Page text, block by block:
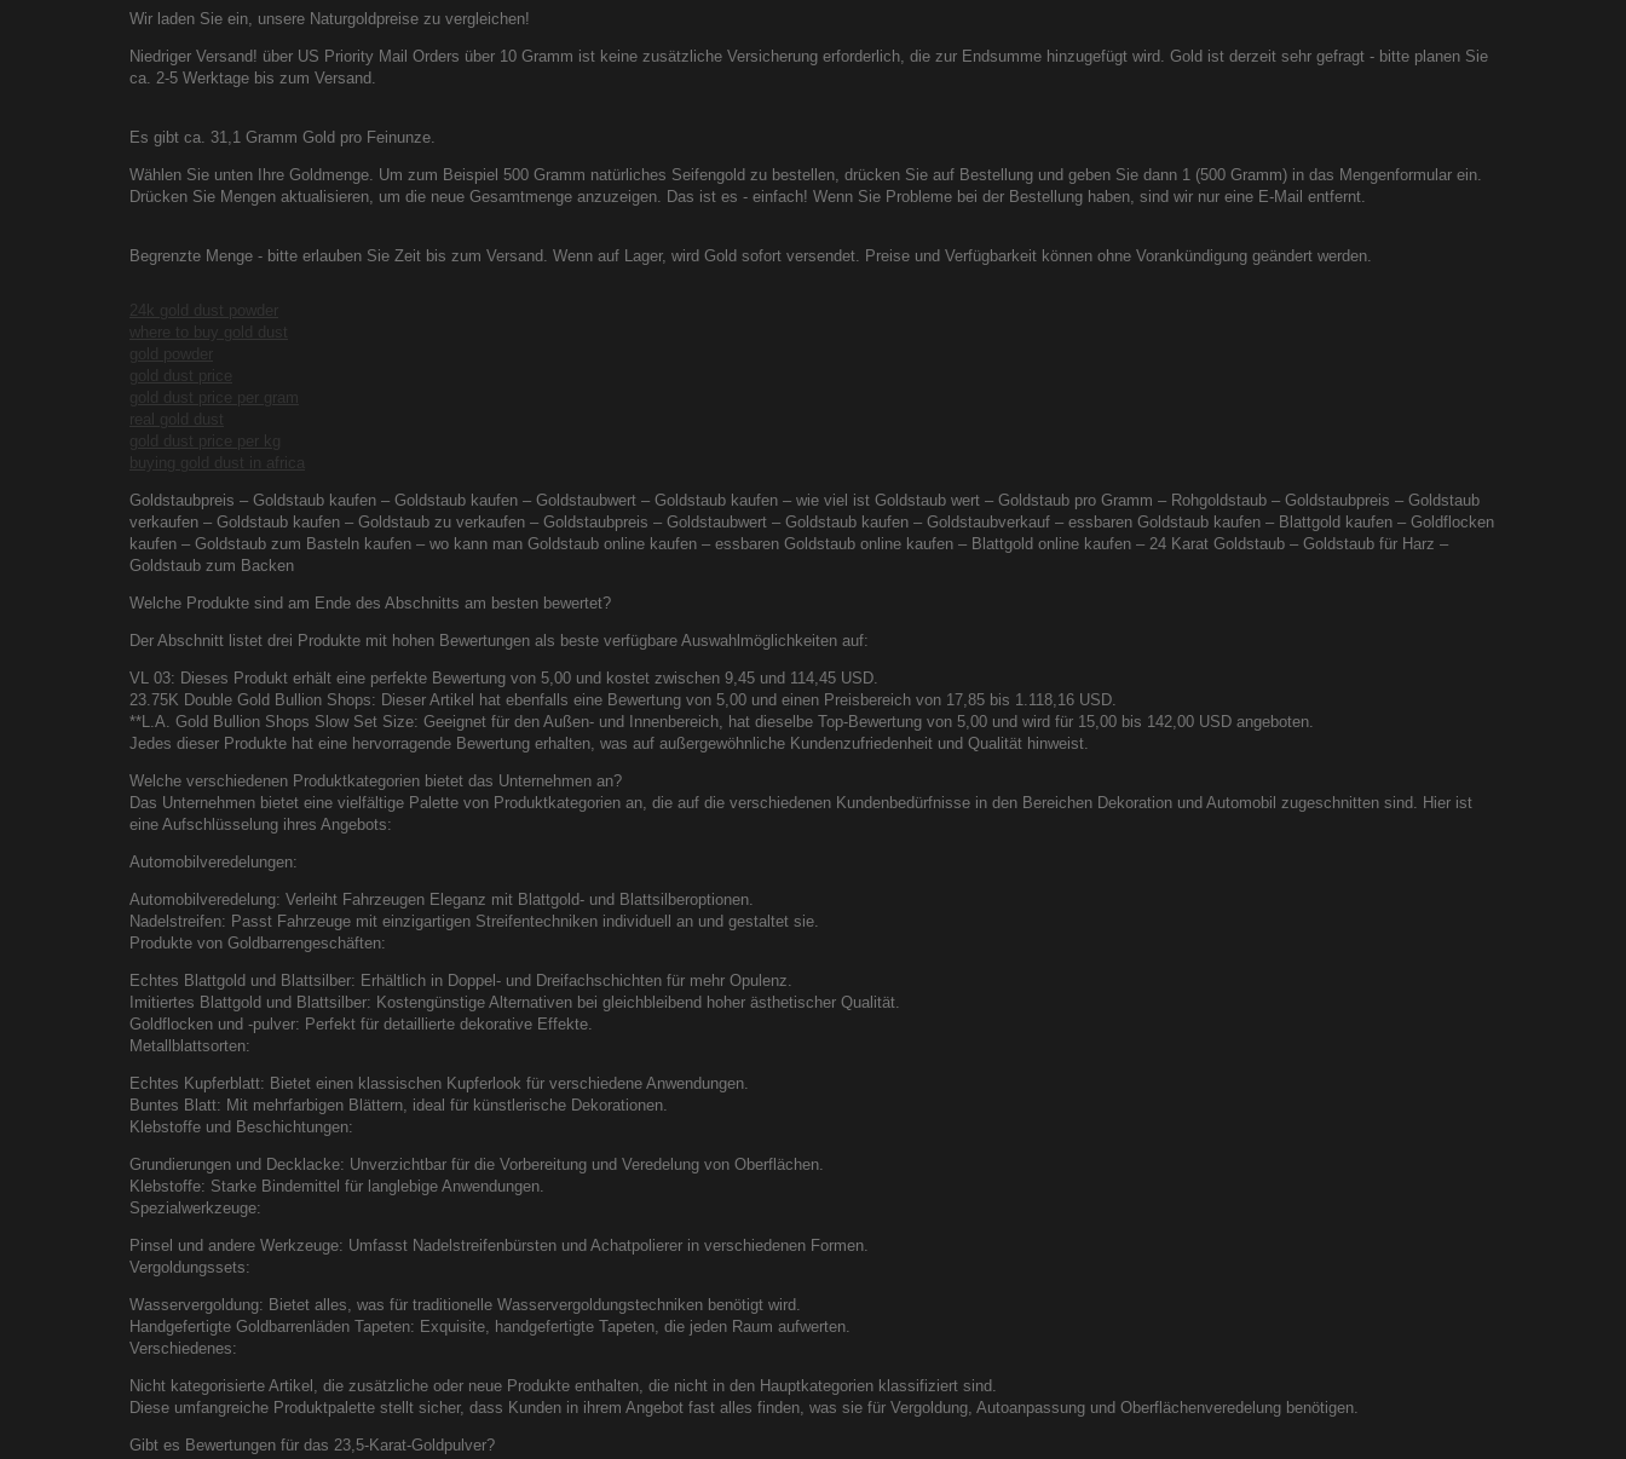
Wir laden Sie ein, unsere Naturgoldpreise zu vergleichen!
Niedriger Versand! über US Priority Mail Orders über 10 Gramm ist keine zusätzliche Versicherung erforderlich, die zur Endsumme hinzugefügt wird. Gold ist derzeit sehr gefragt - bitte planen Sie
ca. 2-5 Werktage bis zum Versand.
Es gibt ca. 31,1 Gramm Gold pro Feinunze.
Wählen Sie unten Ihre Goldmenge. Um zum Beispiel 500 Gramm natürliches Seifengold zu bestellen, drücken Sie auf Bestellung und geben Sie dann 1 (500 Gramm) in das Mengenformular ein.
Drücken Sie Mengen aktualisieren, um die neue Gesamtmenge anzuzeigen. Das ist es - einfach! Wenn Sie Probleme bei der Bestellung haben, sind wir nur eine E-Mail entfernt.
Begrenzte Menge - bitte erlauben Sie Zeit bis zum Versand. Wenn auf Lager, wird Gold sofort versendet. Preise und Verfügbarkeit können ohne Vorankündigung geändert werden.
24k gold dust powder
where to buy gold dust
gold powder
gold dust price
gold dust price per gram
real gold dust
gold dust price per kg
buying gold dust in africa
Goldstaubpreis – Goldstaub kaufen – Goldstaub kaufen – Goldstaubwert – Goldstaub kaufen – wie viel ist Goldstaub wert – Goldstaub pro Gramm – Rohgoldstaub – Goldstaubpreis – Goldstaub
verkaufen – Goldstaub kaufen – Goldstaub zu verkaufen – Goldstaubpreis – Goldstaubwert – Goldstaub kaufen – Goldstaubverkauf – essbaren Goldstaub kaufen – Blattgold kaufen – Goldflocken
kaufen – Goldstaub zum Basteln kaufen – wo kann man Goldstaub online kaufen – essbaren Goldstaub online kaufen – Blattgold online kaufen – 24 Karat Goldstaub – Goldstaub für Harz –
Goldstaub zum Backen
Welche Produkte sind am Ende des Abschnitts am besten bewertet?
Der Abschnitt listet drei Produkte mit hohen Bewertungen als beste verfügbare Auswahlmöglichkeiten auf:
VL 03: Dieses Produkt erhält eine perfekte Bewertung von 5,00 und kostet zwischen 9,45 und 114,45 USD.
23.75K Double Gold Bullion Shops: Dieser Artikel hat ebenfalls eine Bewertung von 5,00 und einen Preisbereich von 17,85 bis 1.118,16 USD.
**L.A. Gold Bullion Shops Slow Set Size: Geeignet für den Außen- und Innenbereich, hat dieselbe Top-Bewertung von 5,00 und wird für 15,00 bis 142,00 USD angeboten.
Jedes dieser Produkte hat eine hervorragende Bewertung erhalten, was auf außergewöhnliche Kundenzufriedenheit und Qualität hinweist.
Welche verschiedenen Produktkategorien bietet das Unternehmen an?
Das Unternehmen bietet eine vielfältige Palette von Produktkategorien an, die auf die verschiedenen Kundenbedürfnisse in den Bereichen Dekoration und Automobil zugeschnitten sind. Hier ist
eine Aufschlüsselung ihres Angebots:
Automobilveredelungen:
Automobilveredelung: Verleiht Fahrzeugen Eleganz mit Blattgold- und Blattsilberoptionen.
Nadelstreifen: Passt Fahrzeuge mit einzigartigen Streifentechniken individuell an und gestaltet sie.
Produkte von Goldbarrengeschäften:
Echtes Blattgold und Blattsilber: Erhältlich in Doppel- und Dreifachschichten für mehr Opulenz.
Imitiertes Blattgold und Blattsilber: Kostengünstige Alternativen bei gleichbleibend hoher ästhetischer Qualität.
Goldflocken und -pulver: Perfekt für detaillierte dekorative Effekte.
Metallblattsorten:
Echtes Kupferblatt: Bietet einen klassischen Kupferlook für verschiedene Anwendungen.
Buntes Blatt: Mit mehrfarbigen Blättern, ideal für künstlerische Dekorationen.
Klebstoffe und Beschichtungen:
Grundierungen und Decklacke: Unverzichtbar für die Vorbereitung und Veredelung von Oberflächen.
Klebstoffe: Starke Bindemittel für langlebige Anwendungen.
Spezialwerkzeuge:
Pinsel und andere Werkzeuge: Umfasst Nadelstreifenbürsten und Achatpolierer in verschiedenen Formen.
Vergoldungssets:
Wasservergoldung: Bietet alles, was für traditionelle Wasservergoldungstechniken benötigt wird.
Handgefertigte Goldbarrenläden Tapeten: Exquisite, handgefertigte Tapeten, die jeden Raum aufwerten.
Verschiedenes:
Nicht kategorisierte Artikel, die zusätzliche oder neue Produkte enthalten, die nicht in den Hauptkategorien klassifiziert sind.
Diese umfangreiche Produktpalette stellt sicher, dass Kunden in ihrem Angebot fast alles finden, was sie für Vergoldung, Autoanpassung und Oberflächenveredelung benötigen.
Gibt es Bewertungen für das 23,5-Karat-Goldpulver?